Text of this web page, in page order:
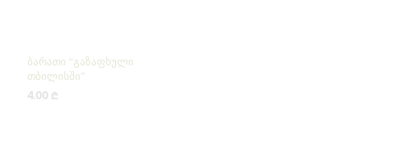
ბარათი “გაზაფხული
თბილისში”
4.00 ₾